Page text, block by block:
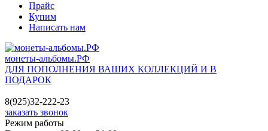
Прайс
Купим
Написать нам
монеты-альбомы.РФ
ДЛЯ ПОПОЛНЕНИЯ ВАШИХ КОЛЛЕКЦИЙ И В
ПОДАРОК
8(925)32-222-23
заказать звонок
Режим работы